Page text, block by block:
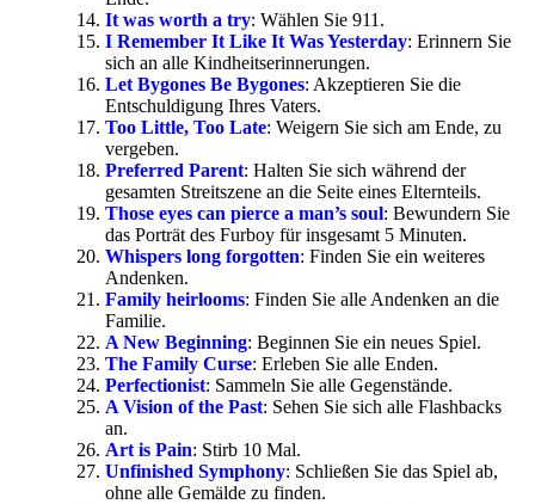
It was worth a try: Wählen Sie 911.
I Remember It Like It Was Yesterday: Erinnern Sie
sich an alle Kindheitserinnerungen.
Let Bygones Be Bygones: Akzeptieren Sie die
Entschuldigung Ihres Vaters.
Too Little, Too Late: Weigern Sie sich am Ende, zu
vergeben.
Preferred Parent: Halten Sie sich während der
gesamten Streitszene an die Seite eines Elternteils.
Those eyes can pierce a man’s soul: Bewundern Sie
das Porträt des Furboy für insgesamt 5 Minuten.
Whispers long forgotten: Finden Sie ein weiteres
Andenken.
Family heirlooms: Finden Sie alle Andenken an die
Familie.
A New Beginning: Beginnen Sie ein neues Spiel.
The Family Curse: Erleben Sie alle Enden.
Perfectionist: Sammeln Sie alle Gegenstände.
A Vision of the Past: Sehen Sie sich alle Flashbacks
an.
Art is Pain: Stirb 10 Mal.
Unfinished Symphony: Schließen Sie das Spiel ab,
ohne alle Gemälde zu finden.